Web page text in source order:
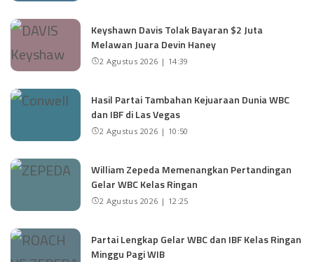
Keyshawn Davis Tolak Bayaran $2 Juta
Melawan Juara Devin Haney
2 Agustus 2026 | 14:39
Hasil Partai Tambahan Kejuaraan Dunia WBC
dan IBF di Las Vegas
2 Agustus 2026 | 10:50
William Zepeda Memenangkan Pertandingan
Gelar WBC Kelas Ringan
2 Agustus 2026 | 12:25
Partai Lengkap Gelar WBC dan IBF Kelas Ringan
Minggu Pagi WIB